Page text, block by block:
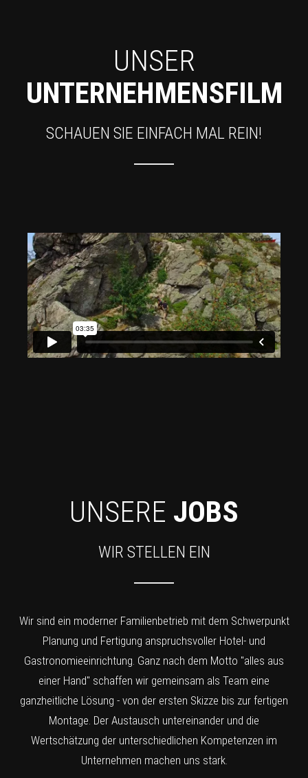
UNSER
UNTERNEHMENSFILM
SCHAUEN SIE EINFACH MAL REIN!
UNSERE JOBS
WIR STELLEN EIN
Wir sind ein moderner Familienbetrieb mit dem Schwerpunkt
Planung und Fertigung anspruchsvoller Hotel- und
Gastronomieeinrichtung. Ganz nach dem Motto "alles aus
einer Hand" schaffen wir gemeinsam als Team eine
ganzheitliche Lösung - von der ersten Skizze bis zur fertigen
Montage. Der Austausch untereinander und die
Wertschätzung der unterschiedlichen Kompetenzen im
Unternehmen machen uns stark.